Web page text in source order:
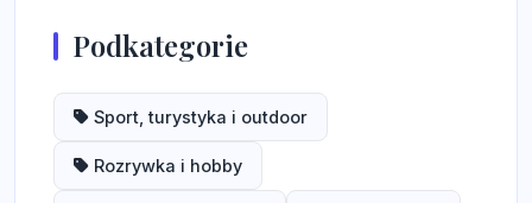
Podkategorie
Sport, turystyka i outdoor
Rozrywka i hobby